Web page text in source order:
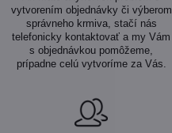
vytvorením objednávky či výberom
správneho krmiva, stačí nás
telefonicky kontaktovať a my Vám
s objednávkou pomôžeme,
prípadne celú vytvoríme za Vás.